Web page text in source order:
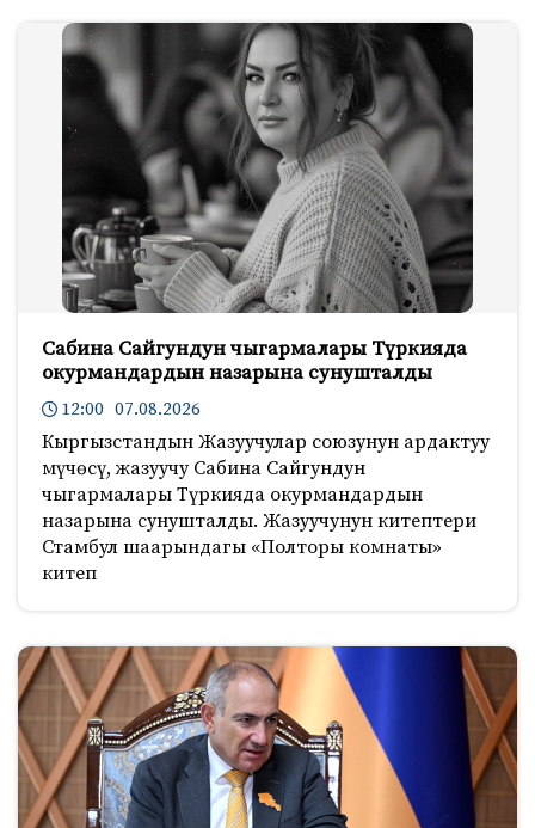
Сабина Сайгундун чыгармалары Түркияда
окурмандардын назарына сунушталды
12:00 07.08.2026
Кыргызстандын Жазуучулар союзунун ардактуу
мүчөсү, жазуучу Сабина Сайгундун
чыгармалары Түркияда окурмандардын
назарына сунушталды. Жазуучунун китептери
Стамбул шаарындагы «Полторы комнаты»
китеп